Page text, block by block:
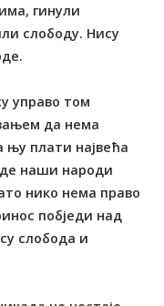
гинули
слободу. Нису
управо том
да нема
њу плати највећа
наши народи
нико нема право
побједи над
слобода и